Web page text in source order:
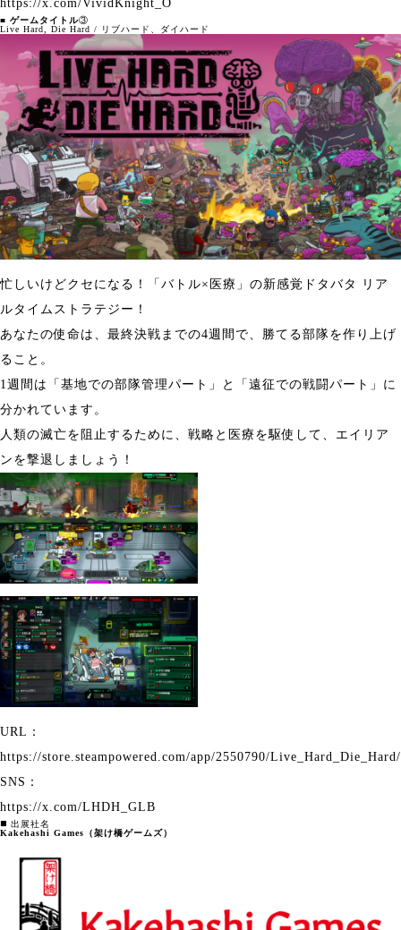
https://x.com/VividKnight_O
■ ゲームタイトル③
Live Hard, Die Hard / リブハード、ダイハード
忙しいけどクセになる！「バトル×医療」の新感覚ドタバタ リア
ルタイムストラテジー！
あなたの使命は、最終決戦までの4週間で、勝てる部隊を作り上げ
ること。
1週間は「基地での部隊管理パート」と「遠征での戦闘パート」に
分かれています。
人類の滅亡を阻止するために、戦略と医療を駆使して、エイリア
ンを撃退しましょう！
URL：
https://store.steampowered.com/app/2550790/Live_Hard_Die_Hard/
SNS：
https://x.com/LHDH_GLB
◼️ 出展社名
Kakehashi Games（架け橋ゲームズ）